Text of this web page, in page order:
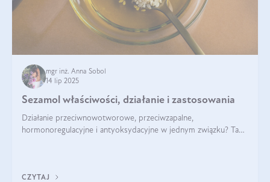
mgr inż. Anna Sobol
14 lip 2025
Sezamol właściwości, działanie i zastosowania
Działanie przeciwnowotworowe, przeciwzapalne,
hormonoregulacyjne i antyoksydacyjne w jednym związku? Tak
CZYTAJ